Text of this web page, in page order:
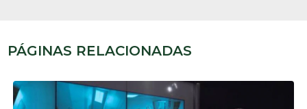
PÁGINAS RELACIONADAS